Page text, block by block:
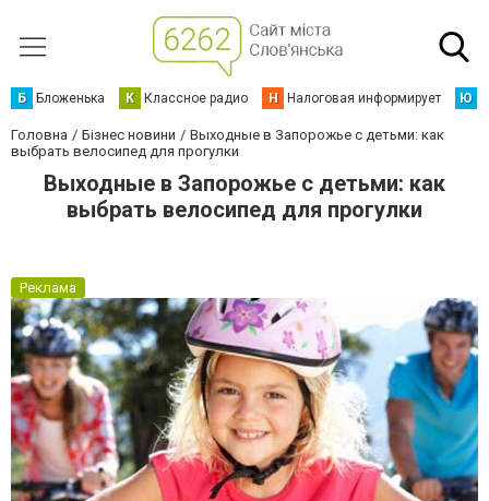
Б Бложенька К Классное радио Н Налоговая информирует Ю
Головна Бізнес новини
Выходные в Запорожье с детьми: как
выбрать велосипед для прогулки
Выходные в Запорожье с детьми: как
выбрать велосипед для прогулки
Реклама